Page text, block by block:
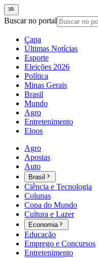
Buscar no portal
Capa
Últimas Notícias
Esporte
Eleições 2026
Política
Minas Gerais
Brasil
Mundo
Agro
Entretenimento
Eloos
Agro
Apostas
Auto
Brasil
Ciência e Tecnologia
Colunas
Copa do Mundo
Cultura e Lazer
Economia
Educação
Emprego e Concursos
Entretenimento